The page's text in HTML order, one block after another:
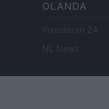
OLANDA
Investeren 24
NL Newz